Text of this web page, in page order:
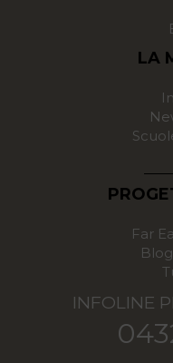
LA
Far
INFOLINE